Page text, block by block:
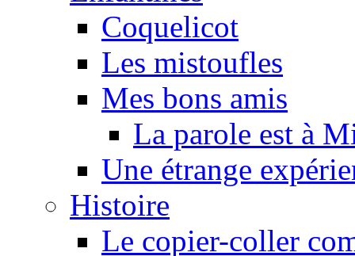
Coquelicot
Les mistoufles
Mes bons amis
La parole est à
Une étrange
Histoire
Le copier-coller